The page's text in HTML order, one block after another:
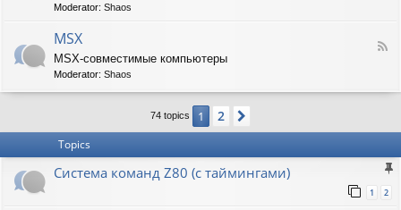
Moderator: Shaos
F
S
MSX
MSX-совместимые компьютеры
Moderator: Shaos
74 topics 1 2
Topics
Система команд Z80 (с таймингами)
1 2